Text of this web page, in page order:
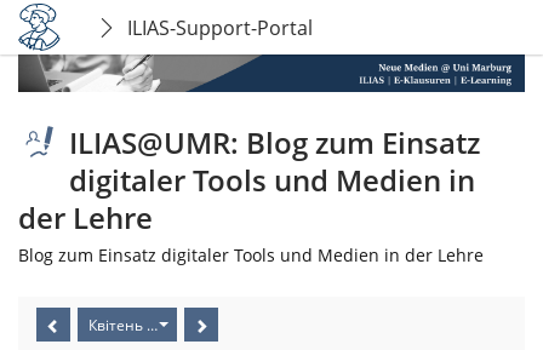
ILIAS-Support-Portal
ILIAS@UMR: Blog zum Einsatz
digitaler Tools und Medien in
der Lehre
Blog zum Einsatz digitaler Tools und Medien in der Lehre
Квітень 2019